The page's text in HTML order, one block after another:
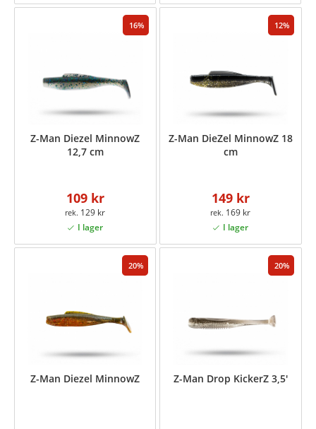
16
Z-Man Diezel MinnowZ
12,7 cm
109 kr
129 kr
12
Z-Man DieZel MinnowZ 18
cm
149 kr
169 kr
20
Z-Man Diezel MinnowZ
20
Z-Man Drop KickerZ 3,5'